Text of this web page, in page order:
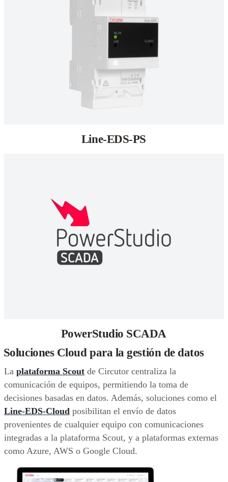
Line-EDS-PS
PowerStudio SCADA
Soluciones Cloud para la gestión de datos
La plataforma Scout de Circutor centraliza la
comunicación de equipos, permitiendo la toma de
decisiones basadas en datos. Además, soluciones como el
Line-EDS-Cloud posibilitan el envío de datos
provenientes de cualquier equipo con comunicaciones
integradas a la plataforma Scout, y a plataformas externas
como Azure, AWS o Google Cloud.